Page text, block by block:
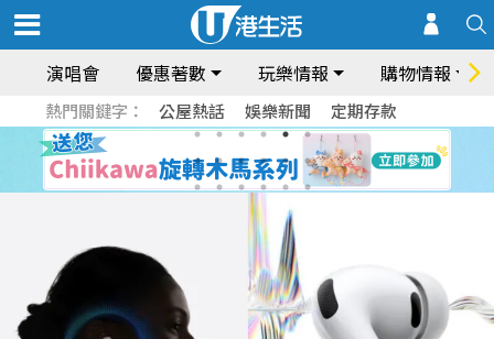
演唱會 優惠著數 玩樂情報 購物情報
熱門關鍵字： 公屋熱話 娛樂新聞 定期存款